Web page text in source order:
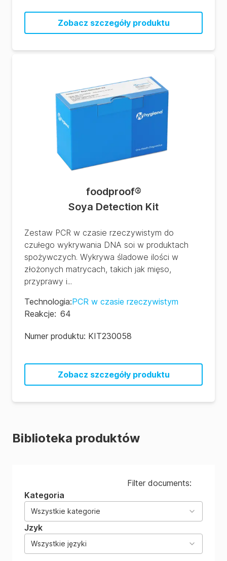
Zobacz szczegóły produktu
foodproof®
Soya Detection Kit
Zestaw PCR w czasie rzeczywistym do
czułego wykrywania DNA soi w produktach
spożywczych. Wykrywa śladowe ilości w
złożonych matrycach, takich jak mięso,
przyprawy i...
Technologia:PCR w czasie rzeczywistym
Reakcje: 64
Numer produktu: KIT230058
Zobacz szczegóły produktu
Biblioteka produktów
Filter documents:
Kategoria
Wszystkie kategorie
Jzyk
Wszystkie języki